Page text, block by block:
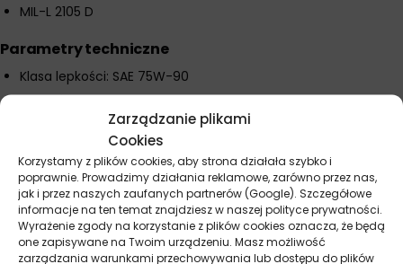
Zarządzanie plikami
Cookies
Korzystamy z plików cookies, aby strona działała szybko i
poprawnie. Prowadzimy działania reklamowe, zarówno przez nas,
jak i przez naszych zaufanych partnerów (Google). Szczegółowe
informacje na ten temat znajdziesz w naszej polityce prywatności.
Wyrażenie zgody na korzystanie z plików cookies oznacza, że będą
one zapisywane na Twoim urządzeniu. Masz możliwość
zarządzania warunkami przechowywania lub dostępu do plików
MIL-L 2105 D
Parametry techniczne
Klasa lepkości: SAE 75W-90
Gęstość w temp. 20°C: 0,897
Lepkość kinematyczna w temp. 40°C: 86,5 mm²/s
Lepkość kinematyczna w temp. 100°C: 14,2 mm²/s
Wskaźnik lepkości: 170
Temperatura płynięcia: minus 54°C
Temperatura zapłonu: 204°C